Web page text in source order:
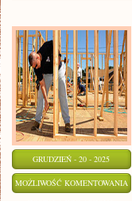
GRUDZIEŃ - 20 - 2025
MOŻLIWOŚĆ KOMENTOWANIA